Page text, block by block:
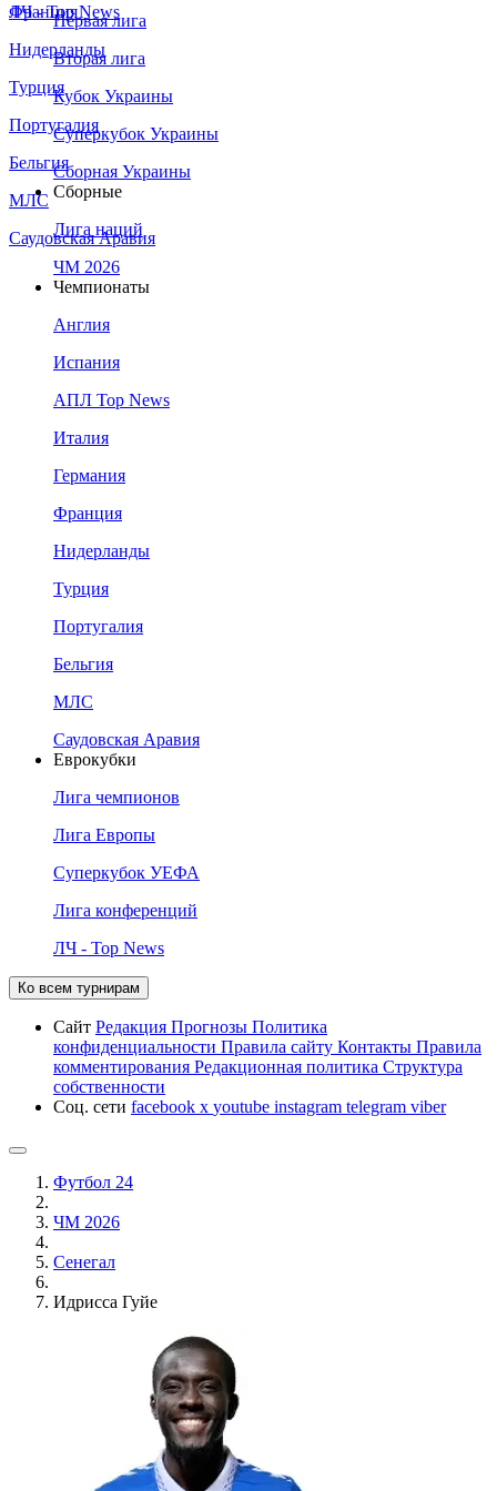
Франция
Нидерланды
Турция
Португалия
Бельгия
МЛС
Саудовская Аравия
ЛЧ - Top News
Первая лига
Вторая лига
Кубок Украины
Суперкубок Украины
Сборная Украины
Сборные
Лига наций
ЧМ 2026
Чемпионаты
Англия
Испания
АПЛ Top News
Италия
Германия
Франция
Нидерланды
Турция
Португалия
Бельгия
МЛС
Саудовская Аравия
Еврокубки
Лига чемпионов
Лига Европы
Суперкубок УЕФА
Лига конференций
ЛЧ - Top News
Ко всем турнирам
Сайт Редакция Прогнозы Политика
конфиденциальности Правила сайту Контакты Правила
комментирования Редакционная политика Структура
собственности
Соц. сети facebook x youtube instagram telegram viber
Футбол 24
ЧМ 2026
Сенегал
Идрисса Гуйе